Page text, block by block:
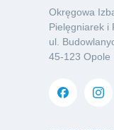
03
Okręgowa
Pielęgniarek i
ul.
45-123 Opole